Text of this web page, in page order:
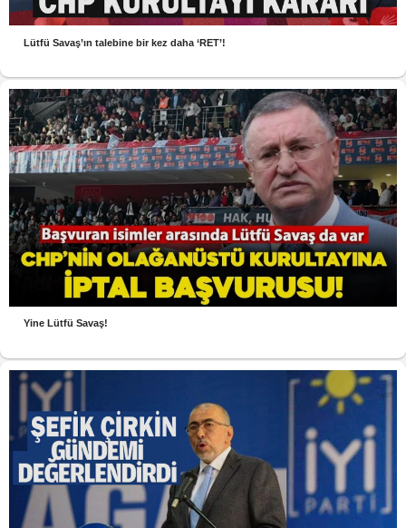
Lütfü Savaş’ın talebine bir kez daha ‘RET’!
Yine Lütfü Savaş!